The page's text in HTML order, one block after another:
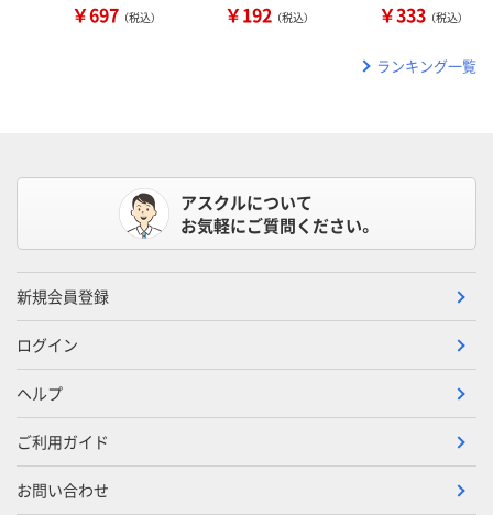
￥697 （税込） ￥192 （税込） ￥333 （税込）
ランキング一覧
アスクルについて
お気軽にご質問ください。
新規会員登録
ログイン
ヘルプ
ご利用ガイド
お問い合わせ